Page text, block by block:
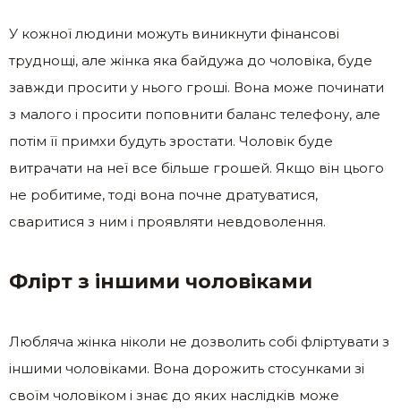
У кожної людини можуть виникнути фінансові
труднощі, але жінка яка байдужа до чоловіка, буде
завжди просити у нього гроші. Вона може починати
з малого і просити поповнити баланс телефону, але
потім її примхи будуть зростати. Чоловік буде
витрачати на неї все більше грошей. Якщо він цього
не робитиме, тоді вона почне дратуватися,
сваритися з ним і проявляти невдоволення.
Флірт з іншими чоловіками
Любляча жінка ніколи не дозволить собі фліртувати з
іншими чоловіками. Вона дорожить стосунками зі
своїм чоловіком і знає до яких наслідків може